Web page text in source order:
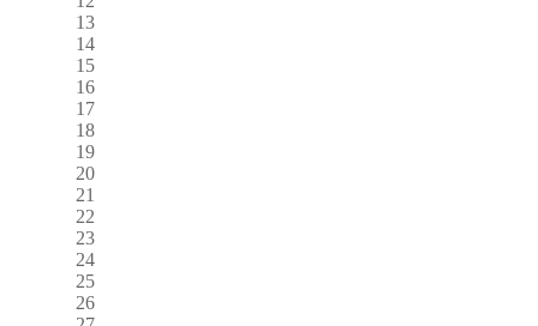
13
14
15
16
17
18
19
20
21
22
23
24
25
26